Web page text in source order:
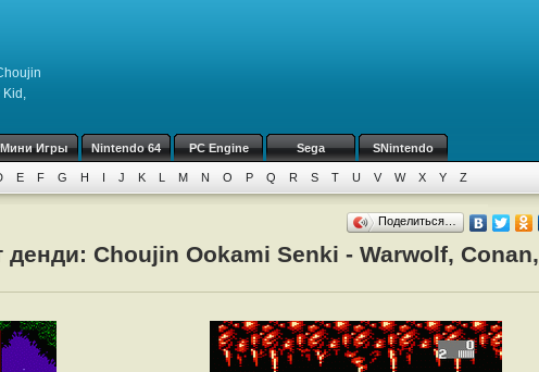
Kid,
Мини Игры Nintendo 64 PC Engine Sega SNintendo
E F G H I J K L M N O P Q R S T U V W X Y Z
Поделиться…
денди: Choujin Ookami Senki - Warwolf, Conan,